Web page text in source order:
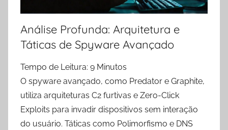
a
r
i
a
i
s
Análise Profunda: Arquitetura e
Táticas de Spyware Avançado
Tempo de Leitura: 9 Minutos
O spyware avançado, como Predator e Graphite,
utiliza arquiteturas C2 furtivas e Zero-Click
Exploits para invadir dispositivos sem interação
do usuário. Táticas como Polimorfismo e DNS